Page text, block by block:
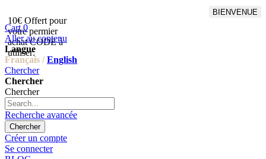
10€ Offert pour
votre permier
achat CODE à
utiliser:
BIENVENUE
Cart 0
Aller au contenu
Langue
Français / English
Chercher
Chercher
Chercher
Recherche avancée
Chercher
Créer un compte
Se connecter